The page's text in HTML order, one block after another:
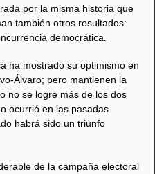
por la misma historia que
también otros resultados:
democrática.
ha mostrado su optimismo en
Álvaro; pero mantienen la
no se logre más de los dos
ocurrió en las pasadas
habrá sido un triunfo
de la campaña electoral